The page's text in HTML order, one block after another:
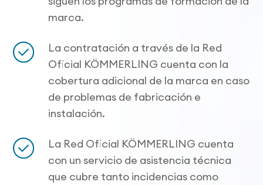
marca.
La contratación a través de la Red
Oficial KÖMMERLING cuenta con la
cobertura adicional de la marca en caso
de problemas de fabricación e
instalación.
La Red Oficial KÖMMERLING cuenta
con un servicio de asistencia técnica
que cubre tanto incidencias como